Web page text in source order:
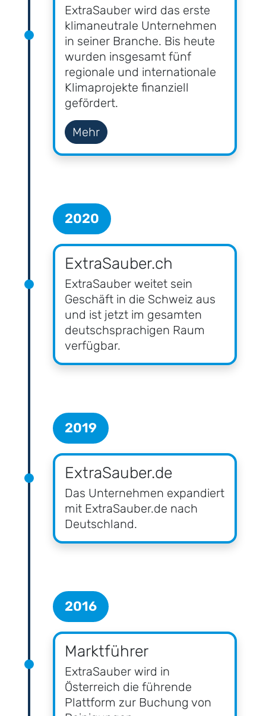
ExtraSauber wird das erste
klimaneutrale Unternehmen
in seiner Branche. Bis heute
wurden insgesamt fünf
regionale und internationale
Klimaprojekte finanziell
gefördert.
Mehr
2020
ExtraSauber.ch
ExtraSauber weitet sein
Geschäft in die Schweiz aus
und ist jetzt im gesamten
deutschsprachigen Raum
verfügbar.
2019
ExtraSauber.de
Das Unternehmen expandiert
mit ExtraSauber.de nach
Deutschland.
2016
Marktführer
ExtraSauber wird in
Österreich die führende
Plattform zur Buchung von